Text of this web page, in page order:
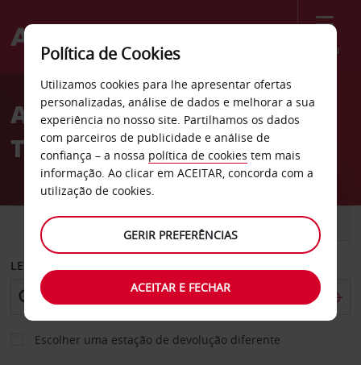
Menu
Welcome
AvisAluguer de carros
Tangermünde
CARRO COMERCIAIS
LEVANTAR EM
Escolher uma estação de devolução diferente
Política de Cookies
Utilizamos cookies para lhe apresentar ofertas
personalizadas, análise de dados e melhorar a sua
experiência no nosso site. Partilhamos os dados
com parceiros de publicidade e análise de
confiança – a nossa política de cookies tem mais
informação. Ao clicar em ACEITAR, concorda com a
utilização de cookies.
GERIR PREFERÊNCIAS
ACEITAR E FECHAR